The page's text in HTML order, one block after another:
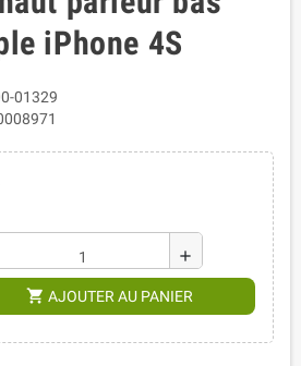
iPhone 4S
01329
add
shopping_cart AJOUTER AU PANIER